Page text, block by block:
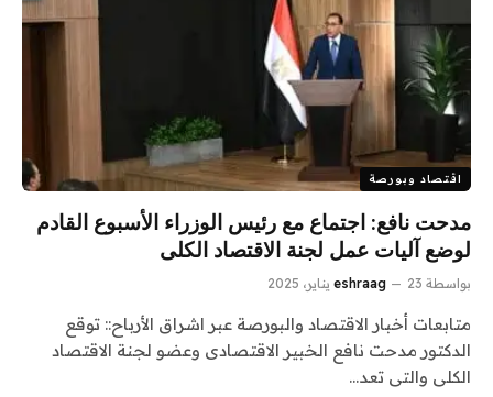
اقتصاد وبورصة
مدحت نافع: اجتماع مع رئيس الوزراء الأسبوع القادم
لوضع آليات عمل لجنة الاقتصاد الكلى
بواسطة eshraag 23 يناير، 2025
متابعات أخبار الاقتصاد والبورصة عبر اشراق الأرباح:: توقع
الدكتور مدحت نافع الخبير الاقتصادى وعضو لجنة الاقتصاد
الكلى والتى تعد…